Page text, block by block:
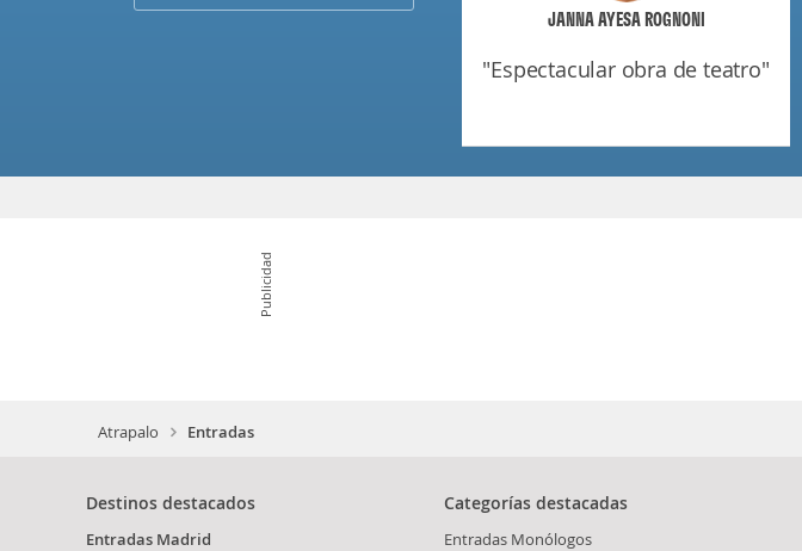
JANNA AYESA ROGNONI
"espectacular obra de teatro"
Publicidad
Atrapalo Entradas
Destinos destacados
Entradas Madrid
Categorías destacadas
Entradas Monólogos